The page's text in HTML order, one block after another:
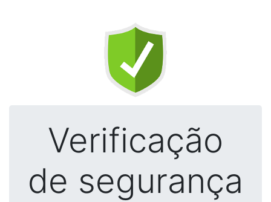
Verificação
de segurança